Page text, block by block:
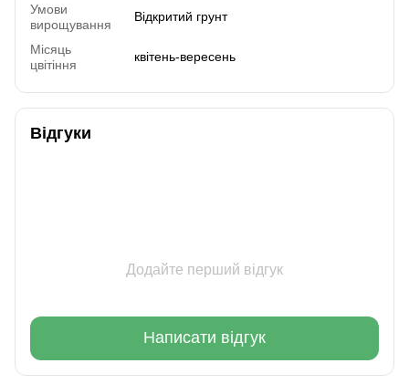
Умови
вирощування
Відкритий грунт
Місяць
цвітіння
квітень-вересень
Відгуки
Додайте перший відгук
Написати відгук